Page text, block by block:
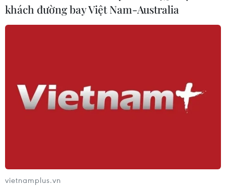
khách đường bay Việt Nam-Australia
vietnamplus.vn